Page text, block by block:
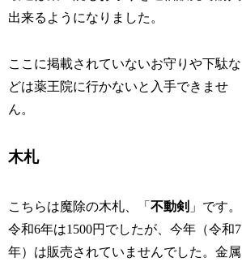
出来るようになりました。
ここに掲載されていないお守りや下駄な
どは薬王院に行かないと入手できませ
ん。
木札
こちらは魔除の木札、「不動剣 」です。
令和6年は1500円でしたが、今年（令和7
年）は販売されていませんでした。金属